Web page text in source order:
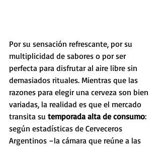
​Por su sensación refrescante, por su
multiplicidad de sabores o por ser
perfecta para disfrutar al aire libre sin
demasiados rituales. Mientras que las
razones para elegir una cerveza son bien
variadas, la realidad es que el mercado
transita su temporada alta de consumo:
según estadísticas de Cerveceros
Argentinos –la cámara que reúne a las